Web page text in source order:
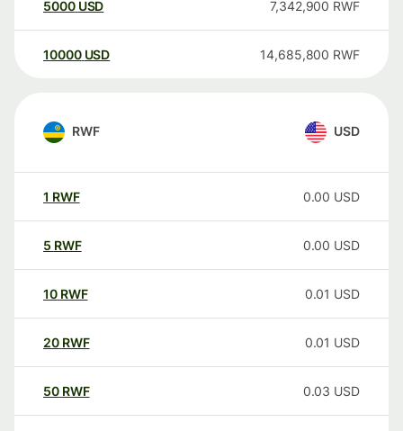
5000 USD 7,342,900 RWF
10000 USD 14,685,800 RWF
RWF USD
1 RWF 0.00 USD
5 RWF 0.00 USD
10 RWF 0.01 USD
20 RWF 0.01 USD
50 RWF 0.03 USD